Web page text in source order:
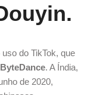
do TikTok, que
ByteDance. A Índia,
de 2020,